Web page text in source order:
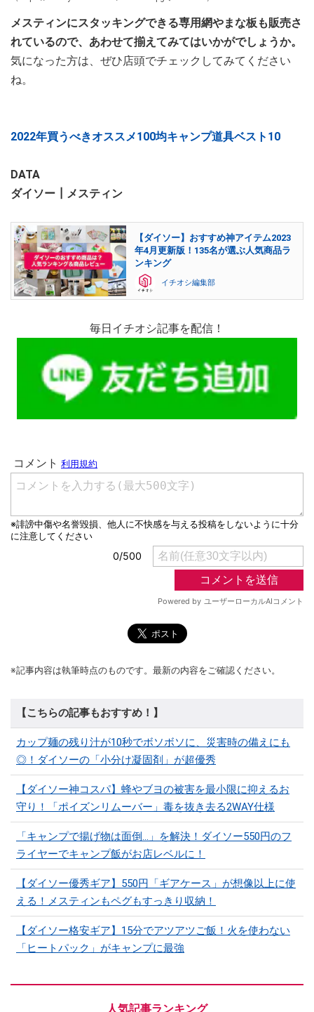
メスティンにスタッキングできる専用網やまな板も販売さ
れているので、あわせて揃えてみてはいかがでしょうか。
気になった方は、ぜひ店頭でチェックしてみてください
ね。
2022年買うべきオススメ100均キャンプ道具ベスト10
DATA
ダイソー┃メスティン
【ダイソー】おすすめ神アイテム2023
年4月更新版！135名が選ぶ人気商品ラ
ンキング
イチオシ編集部
毎日イチオシ記事を配信！
※記事内容は執筆時点のものです。最新の内容をご確認ください。
【こちらの記事もおすすめ！】
カップ麺の残り汁が10秒でボソボソに、災害時の備えにも
◎！ダイソーの「小分け凝固剤」が超優秀
【ダイソー神コスパ】蜂やブヨの被害を最小限に抑えるお
守り！「ポイズンリムーバー」毒を抜き去る2WAY仕様
「キャンプで揚げ物は面倒…」を解決！ダイソー550円のフ
ライヤーでキャンプ飯がお店レベルに！
【ダイソー優秀ギア】550円「ギアケース」が想像以上に使
える！メスティンもペグもすっきり収納！
【ダイソー格安ギア】15分でアツアツご飯！火を使わない
「ヒートパック」がキャンプに最強